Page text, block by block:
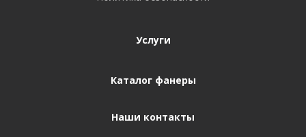
Услуги
Каталог фанеры
Наши контакты